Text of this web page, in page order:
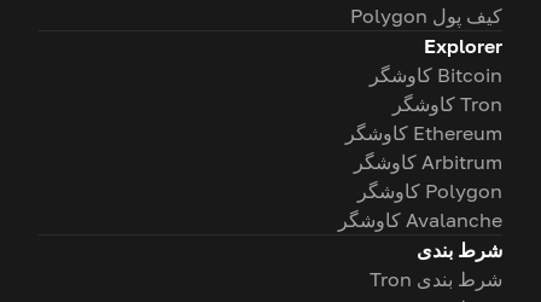
کیف پول Polygon
Explorer
Bitcoin کاوشگر
Tron کاوشگر
Ethereum کاوشگر
Arbitrum کاوشگر
Polygon کاوشگر
Avalanche کاوشگر
شرط بندی
شرط بندی Tron